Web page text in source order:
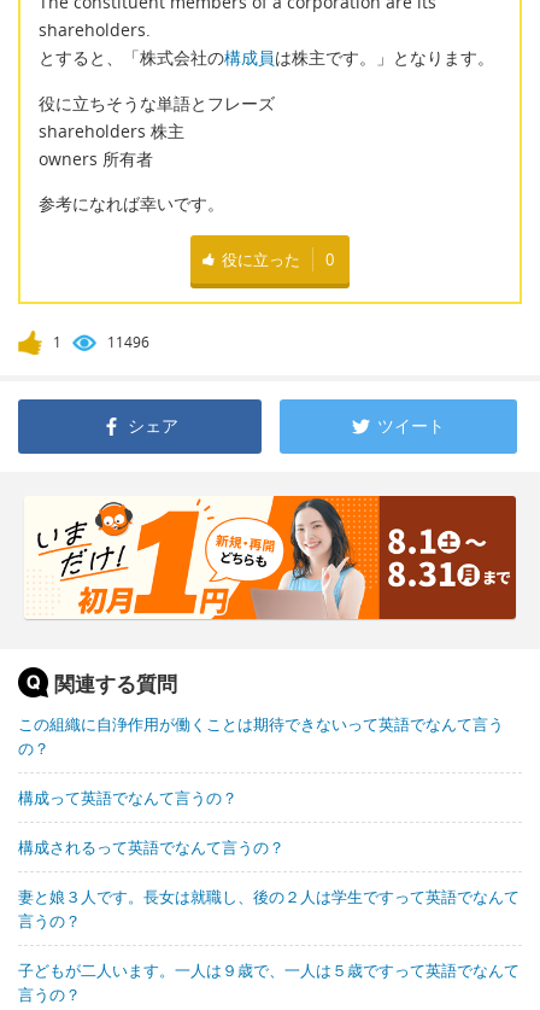
shareholders.
とすると、「株式会社の構成員は株主です。」となります。
役に立ちそうな単語とフレーズ
shareholders 株主
owners 所有者
参考になれば幸いです。
役に立った 0
1 11496
シェア ツイート
関連する質問
この組織に自浄作用が働くことは期待できないって英語でなんて言う
の？
構成って英語でなんて言うの？
構成されるって英語でなんて言うの？
妻と娘３人です。長女は就職し、後の２人は学生ですって英語でなんて
言うの？
子どもが二人います。一人は９歳で、一人は５歳ですって英語でなんて
言うの？